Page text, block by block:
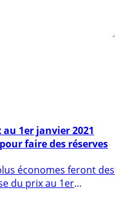
faire des réserves
du prix au 1er